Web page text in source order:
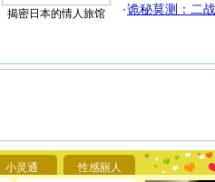
揭密日本的情人旅馆
·诡秘莫测：二
小灵通 性感丽人
你太多，只有
要平安！千万
[圣诞节]不只